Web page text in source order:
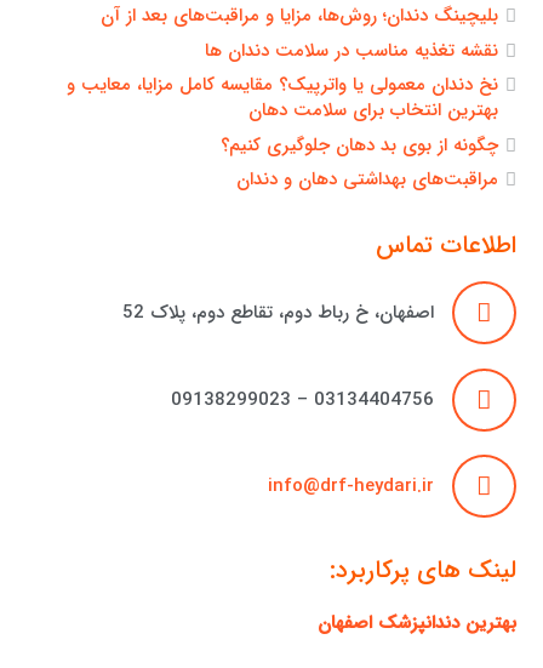
بلیچینگ دندان؛ روش‌ها، مزایا و مراقبت‌های بعد از آن
نقشه تغذیه مناسب در سلامت دندان ها
نخ دندان معمولی یا واترپیک؟ مقایسه کامل مزایا، معایب و
بهترین انتخاب برای سلامت دهان
چگونه از بوی بد دهان جلوگیری کنیم؟
مراقبت‌های بهداشتی دهان و دندان
اطلاعات تماس
اصفهان، خ رباط دوم، تقاطع دوم، پلاک 52
03134404756 – 09138299023
info@drf-heydari.ir
لینک های پرکاربرد:
بهترین دندانپزشک اصفهان